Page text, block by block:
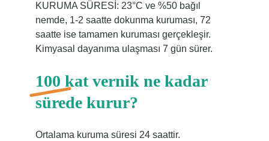
KURUMA SÜRESİ: 23°C ve %50 bağıl
nemde, 1-2 saatte dokunma kuruması, 72
saatte ise tamamen kuruması gerçekleşir.
Kimyasal dayanıma ulaşması 7 gün sürer.
100 kat vernik ne kadar
sürede kurur?
Ortalama kuruma süresi 24 saattir.